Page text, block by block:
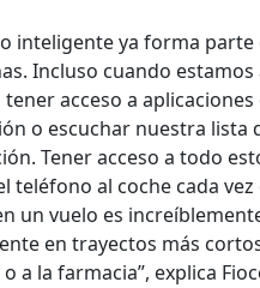
inteligente ya forma parte
Incluso cuando
acceso a
o escuchar nuestra lista
Tener acceso a todo
teléfono al coche cada vez
un vuelo es
en trayectos más
a la farmacia”, explica